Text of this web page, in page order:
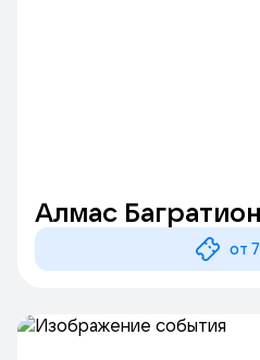
Алмас
от